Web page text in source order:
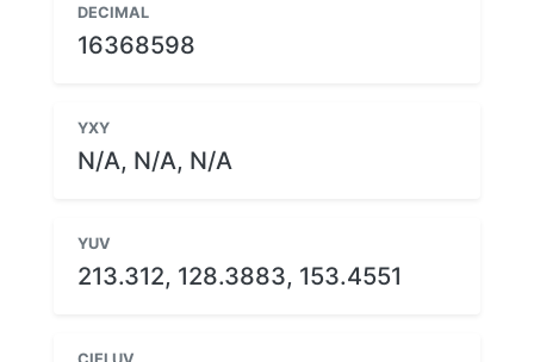
DECIMAL
16368598
YXY
N/A, N/A, N/A
YUV
213.312, 128.3883, 153.4551
CIELUV